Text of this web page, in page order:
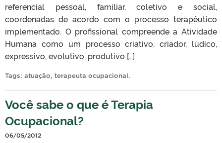
referencial pessoal, familiar, coletivo e social,
coordenadas de acordo com o processo terapêutico
implementado. O profissional compreende a Atividade
Humana como um processo criativo, criador, lúdico,
expressivo, evolutivo, produtivo […]
Tags: atuação, terapeuta ocupacional.
Você sabe o que é Terapia
Ocupacional?
06/05/2012